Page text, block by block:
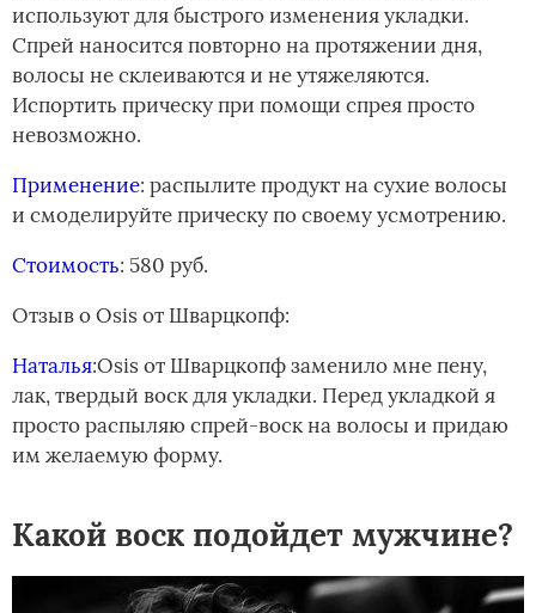
используют для быстрого изменения укладки.
Спрей наносится повторно на протяжении дня,
волосы не склеиваются и не утяжеляются.
Испортить прическу при помощи спрея просто
невозможно.
Применение: распылите продукт на сухие волосы
и смоделируйте прическу по своему усмотрению.
Стоимость: 580 руб.
Отзыв о Оsis от Шварцкопф:
Наталья:Оsis от Шварцкопф заменило мне пену,
лак, твердый воск для укладки. Перед укладкой я
просто распыляю спрей-воск на волосы и придаю
им желаемую форму.
Какой воск подойдет мужчине?